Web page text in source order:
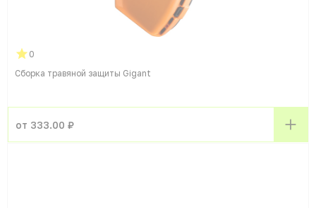
0
Сборка травяной защиты Gigant
от 333.00 ₽